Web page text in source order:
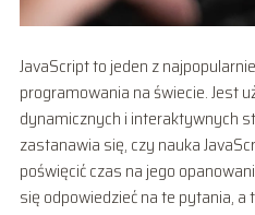
JavaScript to jeden z
programowania na świecie. Jest
dynamicznych i interaktywnych
zastanawia się, czy nauka
poświęcić czas na jego
się odpowiedzieć na te pytania, a